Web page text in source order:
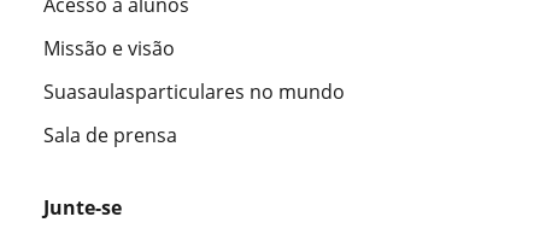
Missão e visão
Suasaulasparticulares no mundo
Sala de prensa
Junte-se